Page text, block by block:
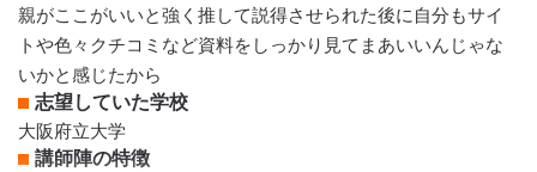
親がここがいいと強く推して説得させられた後に自分もサイ
トや色々クチコミなど資料をしっかり見てまあいいんじゃな
いかと感じたから
志望していた学校
大阪府立大学
講師陣の特徴